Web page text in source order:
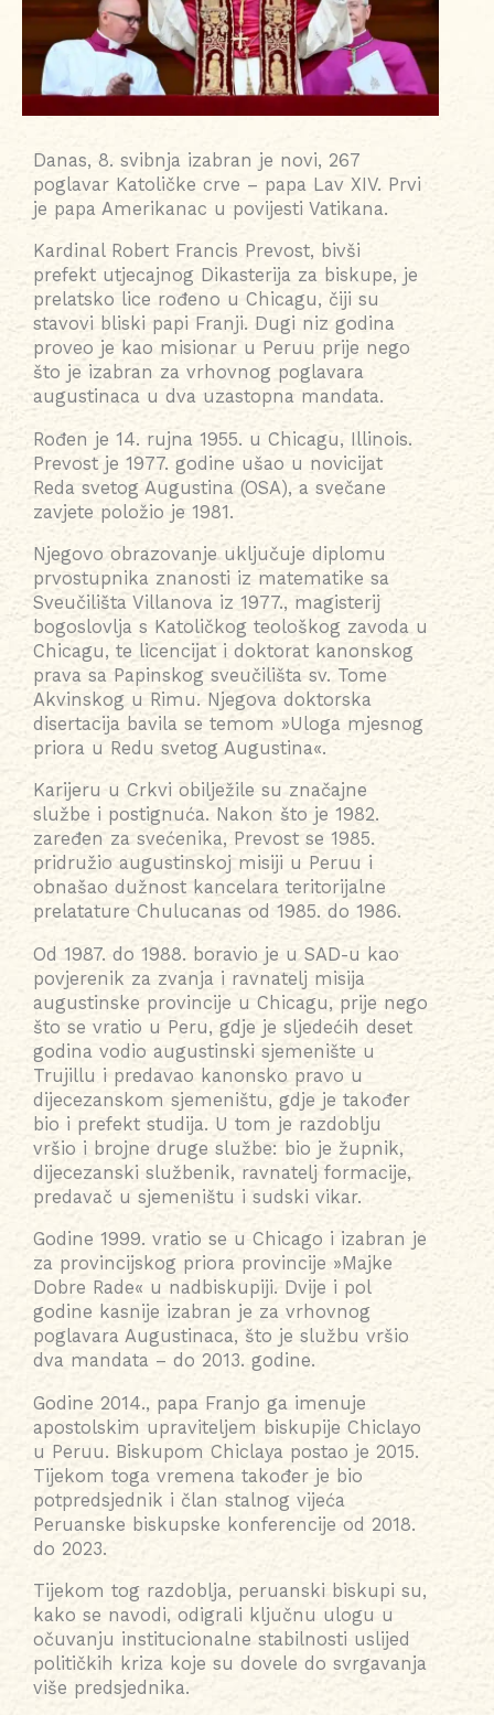
Danas, 8. svibnja izabran je novi, 267
poglavar Katoličke crve – papa Lav XIV. Prvi
je papa Amerikanac u povijesti Vatikana.
Kardinal Robert Francis Prevost, bivši
prefekt utjecajnog Dikasterija za biskupe, je
prelatsko lice rođeno u Chicagu, čiji su
stavovi bliski papi Franji. Dugi niz godina
proveo je kao misionar u Peruu prije nego
što je izabran za vrhovnog poglavara
augustinaca u dva uzastopna mandata.
Rođen je 14. rujna 1955. u Chicagu, Illinois.
Prevost je 1977. godine ušao u novicijat
Reda svetog Augustina (OSA), a svečane
zavjete položio je 1981.
Njegovo obrazovanje uključuje diplomu
prvostupnika znanosti iz matematike sa
Sveučilišta Villanova iz 1977., magisterij
bogoslovlja s Katoličkog teološkog zavoda u
Chicagu, te licencijat i doktorat kanonskog
prava sa Papinskog sveučilišta sv. Tome
Akvinskog u Rimu. Njegova doktorska
disertacija bavila se temom »Uloga mjesnog
priora u Redu svetog Augustina«.
Karijeru u Crkvi obilježile su značajne
službe i postignuća. Nakon što je 1982.
zaređen za svećenika, Prevost se 1985.
pridružio augustinskoj misiji u Peruu i
obnašao dužnost kancelara teritorijalne
prelatature Chulucanas od 1985. do 1986.
Od 1987. do 1988. boravio je u SAD-u kao
povjerenik za zvanja i ravnatelj misija
augustinske provincije u Chicagu, prije nego
što se vratio u Peru, gdje je sljedećih deset
godina vodio augustinski sjemenište u
Trujillu i predavao kanonsko pravo u
dijecezanskom sjemeništu, gdje je također
bio i prefekt studija. U tom je razdoblju
vršio i brojne druge službe: bio je župnik,
dijecezanski službenik, ravnatelj formacije,
predavač u sjemeništu i sudski vikar.
Godine 1999. vratio se u Chicago i izabran je
za provincijskog priora provincije »Majke
Dobre Rade« u nadbiskupiji. Dvije i pol
godine kasnije izabran je za vrhovnog
poglavara Augustinaca, što je službu vršio
dva mandata – do 2013. godine.
Godine 2014., papa Franjo ga imenuje
apostolskim upraviteljem biskupije Chiclayo
u Peruu. Biskupom Chiclaya postao je 2015.
Tijekom toga vremena također je bio
potpredsjednik i član stalnog vijeća
Peruanske biskupske konferencije od 2018.
do 2023.
Tijekom tog razdoblja, peruanski biskupi su,
kako se navodi, odigrali ključnu ulogu u
očuvanju institucionalne stabilnosti uslijed
političkih kriza koje su dovele do svrgavanja
više predsjednika.